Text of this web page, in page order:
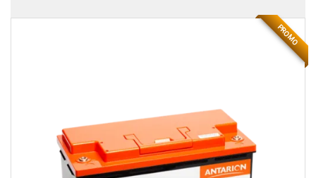
PROMO